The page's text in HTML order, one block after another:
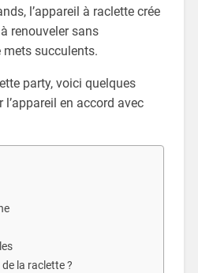
l’appareil à raclette crée
renouveler sans
succulents.
party, voici quelques
en accord avec
la raclette ?